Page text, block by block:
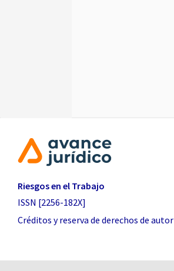
Riesgos en el Trabajo
ISSN [2256-182X]
Créditos y reserva de derechos de autor